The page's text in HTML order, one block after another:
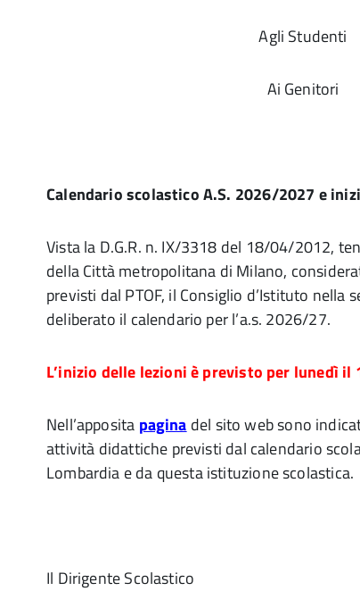
Agli Studenti
Ai Genitori
Calendario scolastico A.S. 2026/2027 e
Vista la D.G.R. n. IX/3318 del 18/04/2012,
della Città metropolitana di Milano,
previsti dal PTOF, il Consiglio d’Istituto nella
deliberato il calendario per l’a.s. 2026/27.
L’inizio delle lezioni è previsto per lunedì il
Nell’apposita pagina del sito web sono
attività didattiche previsti dal calendario
Lombardia e da questa istituzione scolastica.
Il Dirigente Scolastico